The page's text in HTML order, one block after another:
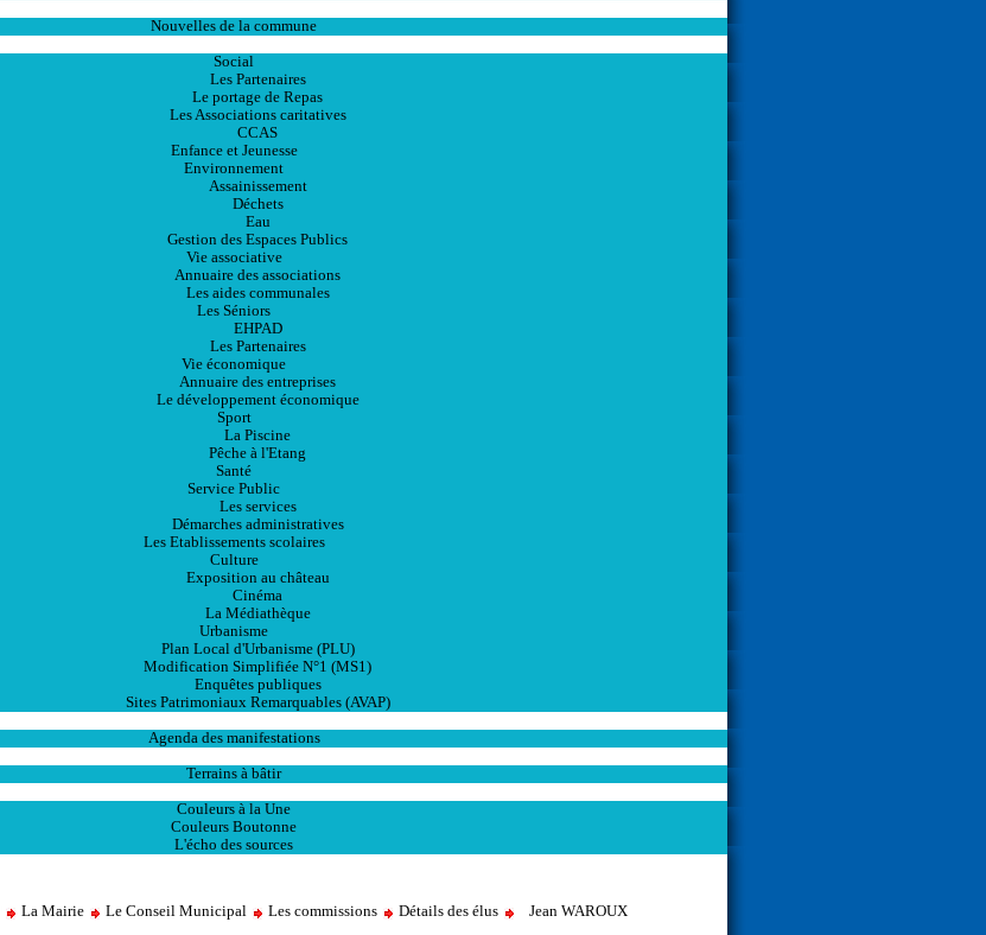
Nouvelles de la commune
Social
Les Partenaires
Le portage de Repas
Les Associations caritatives
CCAS
Enfance et Jeunesse
Environnement
Assainissement
Déchets
Eau
Gestion des Espaces Publics
Vie associative
Annuaire des associations
Les aides communales
Les Séniors
EHPAD
Les Partenaires
Vie économique
Annuaire des entreprises
Le développement économique
Sport
La Piscine
Pêche à l'Etang
Santé
Service Public
Les services
Démarches administratives
Les Etablissements scolaires
Culture
Exposition au château
Cinéma
La Médiathèque
Urbanisme
Plan Local d'Urbanisme (PLU)
Modification Simplifiée N°1 (MS1)
Enquêtes publiques
Sites Patrimoniaux Remarquables (AVAP)
Agenda des manifestations
Terrains à bâtir
Couleurs à la Une
Couleurs Boutonne
L'écho des sources
La Mairie Le Conseil Municipal Les commissions Détails des élus Jean WAROUX